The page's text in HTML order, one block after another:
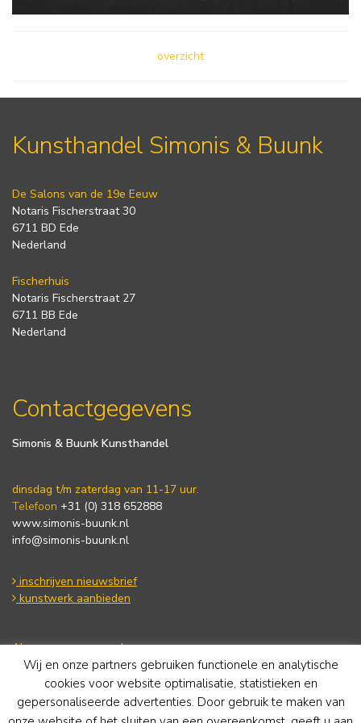
overzicht
Kunsthandel Simonis & Buunk
De Salons van de 19e Eeuw
Notaris Fischerstraat 30
6711 BD Ede
Nederland
Fischerhuis
Notaris Fischerstraat 27
6711 BB Ede
Nederland
Contactgegevens
Simonis & Buunk Kunsthandel
dinsdag t/m zaterdag van 11-17 uur.
Telefoon +31 (0) 318 652888
www.simonis-buunk.nl
info@simonis-buunk.nl
inschrijven nieuwsbrief
kunstwerk aanbieden
Algemene voorwaarden
Privacy statement
Cookie Policy
Disclaimer
Wij en onze partners gebruiken functionele en analytische
cookies voor website optimalisatie, statistieken en
gepersonaliseerde advertenties. Door gebruik te maken van